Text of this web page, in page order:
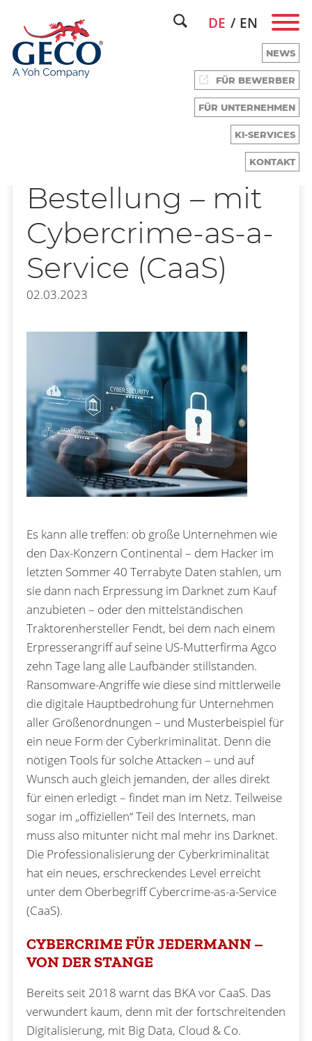
DE EN
NEWS
FÜR BEWERBER
FÜR UNTERNEHMEN
KI-SERVICES
KONTAKT
Bestellung – mit
Cybercrime-as-a-
Service (CaaS)
02.03.2023
Es kann alle treffen: ob große Unternehmen wie
den Dax-Konzern Continental – dem Hacker im
letzten Sommer 40 Terrabyte Daten stahlen, um
sie dann nach Erpressung im Darknet zum Kauf
anzubieten – oder den mittelständischen
Traktorenhersteller Fendt, bei dem nach einem
Erpresserangriff auf seine US-Mutterfirma Agco
zehn Tage lang alle Laufbänder stillstanden.
Ransomware-Angriffe wie diese sind mittlerweile
die digitale Hauptbedrohung für Unternehmen
aller Größenordnungen – und Musterbeispiel für
ein neue Form der Cyberkriminalität. Denn die
nötigen Tools für solche Attacken – und auf
Wunsch auch gleich jemanden, der alles direkt
für einen erledigt – findet man im Netz. Teilweise
sogar im „offiziellen“ Teil des Internets, man
muss also mitunter nicht mal mehr ins Darknet.
Die Professionalisierung der Cyberkriminalität
hat ein neues, erschreckendes Level erreicht
unter dem Oberbegriff Cybercrime-as-a-Service
(CaaS).
CYBERCRIME FÜR JEDERMANN –
VON DER STANGE
Bereits seit 2018 warnt das BKA vor CaaS. Das
verwundert kaum, denn mit der fortschreitenden
Digitalisierung, mit Big Data, Cloud & Co.